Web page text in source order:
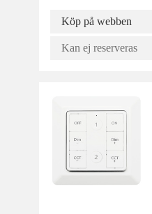
Köp på webben
Kan ej reserveras